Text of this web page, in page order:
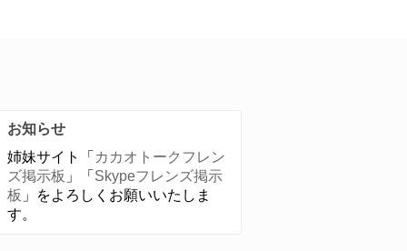
お知らせ
姉妹サイト「 カカオトークフレン
ズ掲示板 」「 Skypeフレンズ掲示
板 」をよろしくお願いいたしま
す。